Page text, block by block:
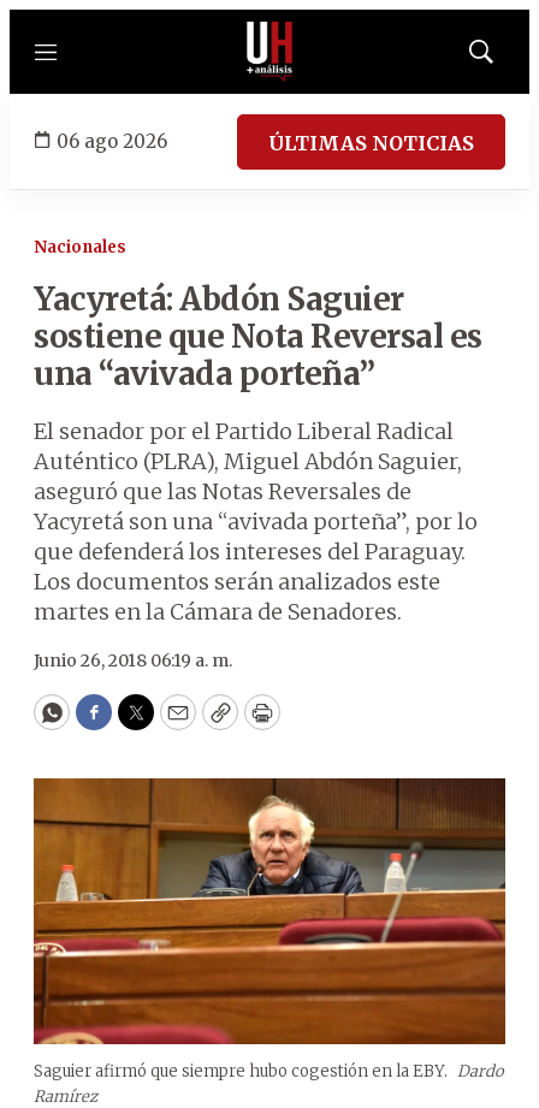
Menú
Mostrar
06 ago 2026 ÚLTIMAS NOTICIAS
Nacionales
Yacyretá: Abdón Saguier
sostiene que Nota Reversal es
una “avivada porteña”
El senador por el Partido Liberal Radical
Auténtico (PLRA), Miguel Abdón Saguier,
aseguró que las Notas Reversales de
Yacyretá son una “avivada porteña”, por lo
que defenderá los intereses del Paraguay.
Los documentos serán analizados este
martes en la Cámara de Senadores.
Junio 26, 2018 06:19 a. m.
WhatsApp
Facebook
Twitter
EmailCopyPrint
Saguier afirmó que siempre hubo cogestión en la EBY. Dardo
Ramírez